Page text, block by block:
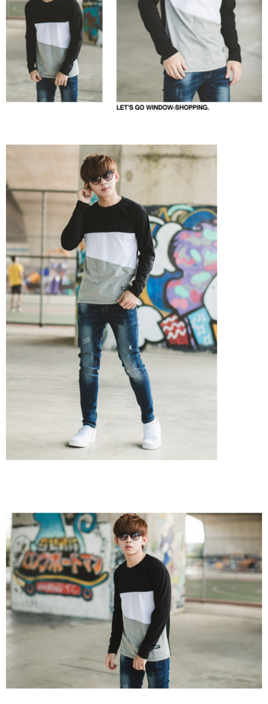
【注意事項】
１．透過由恩沛科技股份有限公司提供之「AFTEE先享後付」服務完成之交
易，需依本服務之必要範圍內提供個人資料，並將交易相關給付款項請求債
權轉讓予恩沛科技股份有限公司。
２．關於個人資料處理事宜，請瀏覽以下網址：
https://aftee.tw/terms/#terms3
３．未成年的使用者請事先徵得法定代理人或監護人之同意方可使用
「AFTEE先享後付」，若未經同意申辦者引起之損失，本公司不負相關責
任。
５．嚴禁一人註冊多個帳號或使用他人資訊註冊。若發現惡意使用之情形，
恩沛科技股份有限公司將有權停止該用戶之使用額度並採取法律行動。
宅配
每筆NT$120，滿NT$3,000(含以上)免運費